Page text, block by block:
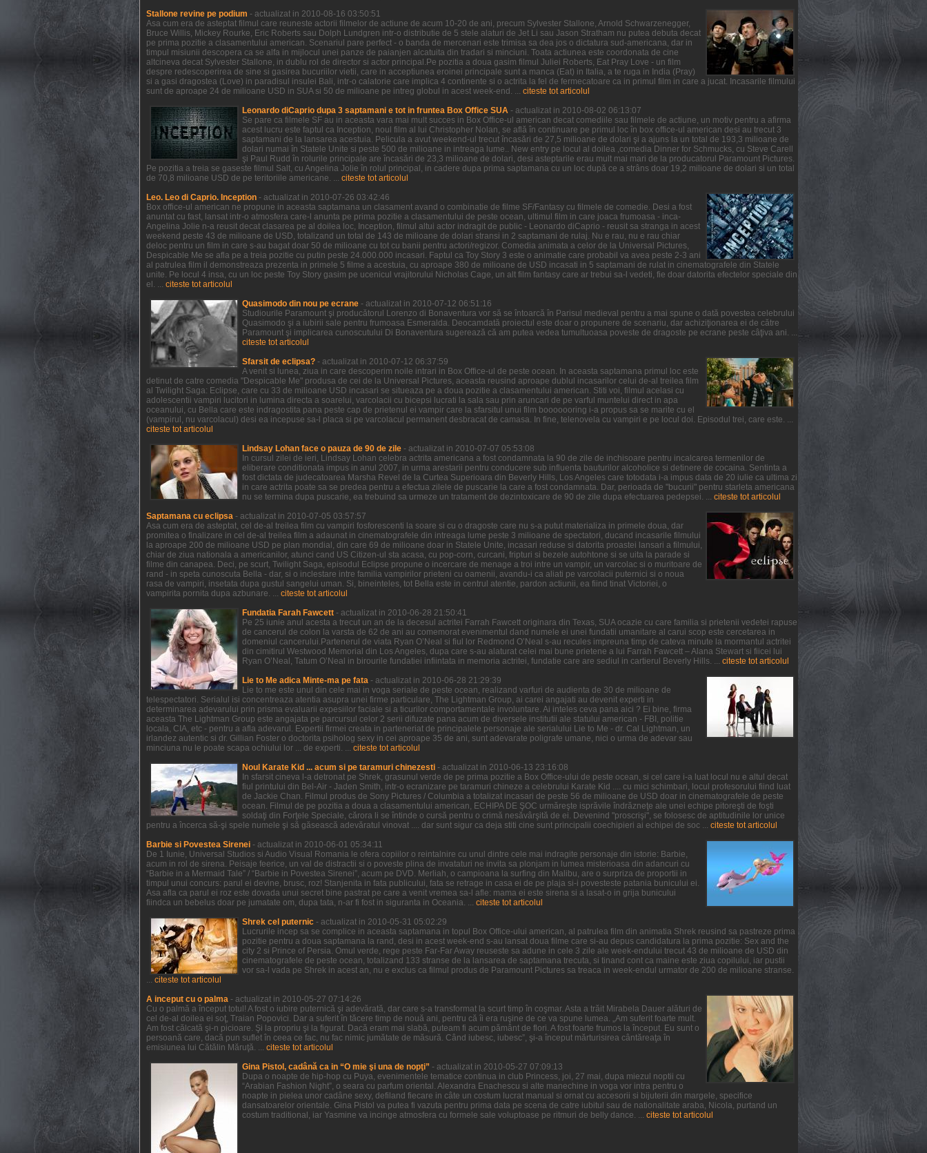
Stallone revine pe podium - actualizat in 2010-08-16 03:50:51
Asa cum era de asteptat filmul care reuneste actorii filmelor de actiune de acum 10-20 de ani, precum Sylvester Stallone, Arnold Schwarzenegger,
Bruce Willis, Mickey Rourke, Eric Roberts sau Dolph Lundgren intr-o distributie de 5 stele alaturi de Jet Li sau Jason Stratham nu putea debuta decat
pe prima pozitie a clasamentului american. Scenariul pare perfect - o banda de mercenari este trimisa sa dea jos o dictatura sud-americana, dar in
timpul misiunii descopera ca se alfa in mijlocul unei panze de paianjen alcatuita din tradari si minciuni. Toata actiunea este coordonata de cine
altcineva decat Sylvester Stallone, in dublu rol de director si actor principal.Pe pozitia a doua gasim filmul Juliei Roberts, Eat Pray Love - un film
despre redescoperirea de sine si gasirea bucuriilor vietii, care in acceptiunea eroinei principale sunt a manca (Eat) in Italia, a te ruga in India (Pray)
si a gasi dragostea (Love) in paradisul insulei Bali, intr-o calatorie care implica 4 continente si o actrita la fel de fermecatoare ca in primul film in care a jucat. Incasarile filmului
sunt de aproape 24 de milioane USD in SUA si 50 de milioane pe intreg globul in acest week-end. ... citeste tot articolul
Leonardo diCaprio dupa 3 saptamani e tot in fruntea Box Office SUA - actualizat in 2010-08-02 06:13:07
Se pare ca filmele SF au in aceasta vara mai mult succes in Box Office-ul american decat comediile sau filmele de actiune, un motiv pentru a afirma
acest lucru este faptul ca Inception, noul film al lui Christopher Nolan, se află în continuare pe primul loc în box office-ul american desi au trecut 3
saptamani de la lansarea acestuia. Pelicula a avut weekend-ul trecut încasări de 27,5 milioane de dolari şi a ajuns la un total de 193,3 milioane de
dolari numai în Statele Unite si peste 500 de milioane in intreaga lume.. New entry pe locul al doilea ,comedia Dinner for Schmucks, cu Steve Carell
şi Paul Rudd în rolurile principale are încasări de 23,3 milioane de dolari, desi asteptarile erau mult mai mari de la producatorul Paramount Pictures.
Pe pozitia a treia se gaseste filmul Salt, cu Angelina Jolie în rolul principal, in cadere dupa prima saptamana cu un loc după ce a strâns doar 19,2 milioane de dolari si un total
de 70,8 milioane USD de pe teritoriile americane. ... citeste tot articolul
Leo. Leo di Caprio. Inception - actualizat in 2010-07-26 03:42:46
Box office-ul american ne propune in aceasta saptamana un clasament avand o combinatie de filme SF/Fantasy cu filmele de comedie. Desi a fost
anuntat cu fast, lansat intr-o atmosfera care-l anunta pe prima pozitie a clasamentului de peste ocean, ultimul film in care joaca frumoasa - inca-
Angelina Jolie n-a reusit decat clasarea pe al doilea loc, Inception, filmul altui actor indragit de public - Leonardo diCaprio - reusit sa stranga in acest
weekend peste 43 de milioane de USD, totalizand un total de 143 de milioane de dolari stransi in 2 saptamani de rulaj. Nu e rau, nu e rau chiar
deloc pentru un film in care s-au bagat doar 50 de milioane cu tot cu banii pentru actori/regizor. Comedia animata a celor de la Universal Pictures,
Despicable Me se afla pe a treia pozitie cu putin peste 24.000.000 incasari. Faptul ca Toy Story 3 este o animatie care probabil va avea peste 2-3 ani
al patrulea film il demonstreaza prezenta in primele 5 filme a acestuia, cu aproape 380 de milioane de USD incasati in 5 saptamani de rulat in cinematografele din Statele
unite. Pe locul 4 insa, cu un loc peste Toy Story gasim pe ucenicul vrajitorului Nicholas Cage, un alt film fantasy care ar trebui sa-l vedeti, fie doar datorita efectelor speciale din
el. ... citeste tot articolul
Quasimodo din nou pe ecrane - actualizat in 2010-07-12 06:51:16
Studiourile Paramount şi producătorul Lorenzo di Bonaventura vor să se întoarcă în Parisul medieval pentru a mai spune o dată povestea celebrului
Quasimodo şi a iubirii sale pentru frumoasa Esmeralda. Deocamdată proiectul este doar o propunere de scenariu, dar achiziţionarea ei de către
Paramount şi implicarea cunoscutului Di Bonaventura sugerează că am putea vedea tumultuoasa poveste de dragoste pe ecrane peste câţiva ani. ...
citeste tot articolul
Sfarsit de eclipsa? - actualizat in 2010-07-12 06:37:59
A venit si lunea, ziua in care descoperim noile intrari in Box Office-ul de peste ocean. In aceasta saptamana primul loc este
detinut de catre comedia "Despicable Me" produsa de cei de la Universal Pictures, aceasta reusind aproape dublul incasarilor celui de-al treilea film
al Twilight Saga: Eclipse, care cu 33 de milioane USD incasari se situeaza pe a doua pozitie a clasamentului american. Stiti voi, filmul acelasi cu
adolescentii vampiri lucitori in lumina directa a soarelui, varcolacii cu bicepsi lucrati la sala sau prin aruncari de pe varful muntelui direct in apa
oceanului, cu Bella care este indragostita pana peste cap de prietenul ei vampir care la sfarsitul unui film booooooring i-a propus sa se marite cu el
(vampirul, nu varcolacul) desi ea incepuse sa-l placa si pe varcolacul permanent desbracat de camasa. In fine, telenovela cu vampiri e pe locul doi. Episodul trei, care este. ...
citeste tot articolul
Lindsay Lohan face o pauza de 90 de zile - actualizat in 2010-07-07 05:53:08
In cursul zilei de ieri, Lindsay Lohan celebra actrita americana a fost condamnata la 90 de zile de inchisoare pentru incalcarea termenilor de
eliberare conditionata impus in anul 2007, in urma arestarii pentru conducere sub influenta bauturilor alcoholice si detinere de cocaina. Sentinta a
fost dictata de judecatoarea Marsha Revel de la Curtea Superioara din Beverly Hills, Los Angeles care totodata i-a impus data de 20 iulie ca ultima zi
in care actrita poate sa se predea pentru a efectua zilele de puscarie la care a fost condamnata. Dar, perioada de "bucurii" pentru starleta americana
nu se termina dupa puscarie, ea trebuind sa urmeze un tratament de dezintoxicare de 90 de zile dupa efectuarea pedepsei. ... citeste tot articolul
Saptamana cu eclipsa - actualizat in 2010-07-05 03:57:57
Asa cum era de asteptat, cel de-al treilea film cu vampiri fosforescenti la soare si cu o dragoste care nu s-a putut materializa in primele doua, dar
promitea o finalizare in cel de-al treilea film a adaunat in cinematografele din intreaga lume peste 3 milioane de spectatori, ducand incasarile filmului
la aproape 200 de milioane USD pe plan mondial, din care 69 de milioane doar in Statele Unite, incasari reduse si datorita proastei lansari a filmului,
chiar de ziua nationala a americanilor, atunci cand US Citizen-ul sta acasa, cu pop-corn, curcani, fripturi si bezele autohtone si se uita la parade si
filme din canapea. Deci, pe scurt, Twilight Saga, episodul Eclipse propune o incercare de menage a troi intre un vampir, un varcolac si o muritoare de
rand - in speta cunoscuta Bella - dar, si o inclestare intre familia vampirilor prieteni cu oamenii, avandu-i ca aliati pe varcolacii puternici si o noua
rasa de vampiri, insetata dupa gustul sangelui uman. Si, bineinteles, tot Bella este in centrul atentie, pardon actiunii, ea fiind tinat Victoriei, o
vampirita pornita dupa azbunare. ... citeste tot articolul
Fundatia Farah Fawcett - actualizat in 2010-06-28 21:50:41
Pe 25 iunie anul acesta a trecut un an de la decesul actritei Farrah Fawcett originara din Texas, SUA ocazie cu care familia si prietenii vedetei rapuse
de cancerul de colon la varsta de 62 de ani au comemorat evenimentul dand numele ei unei fundatii umanitare al carui scop este cercetarea in
domeniul cancerului.Partenerul de viata Ryan O’Neal si fiul lor Redmond O’Neal s-au recules impreuna timp de cateva minute la mormantul actritei
din cimitirul Westwood Memorial din Los Angeles, dupa care s-au alaturat celei mai bune prietene a lui Farrah Fawcett – Alana Stewart si fiicei lui
Ryan O’Neal, Tatum O’Neal in birourile fundatiei infiintata in memoria actritei, fundatie care are sediul in cartierul Beverly Hills. ... citeste tot articolul
Lie to Me adica Minte-ma pe fata - actualizat in 2010-06-28 21:29:39
Lie to me este unul din cele mai in voga seriale de peste ocean, realizand varfuri de audienta de 30 de milioane de
telespectatori. Serialul isi concentreaza atentia asupra unei firme particulare, The Lightman Group, ai carei angajati au devenit experti in
determinarea adevarului prin prisma evaluarii expesiilor faciale si a ticurilor comportamentale involuntare. Ai inteles ceva pana aici ? Ei bine, firma
aceasta The Lightman Group este angajata pe parcursul celor 2 serii difuzate pana acum de diversele institutii ale statului american - FBI, politie
locala, CIA, etc - pentru a afla adevarul. Expertii firmei creata in parteneriat de principalele personaje ale serialului Lie to Me - dr. Cal Lightman, un
irlandez autentic si dr. Gillian Foster o doctorita psiholog sexy in cei aproape 35 de ani, sunt adevarate poligrafe umane, nici o urma de adevar sau
minciuna nu le poate scapa ochiului lor ... de experti. ... citeste tot articolul
Noul Karate Kid ... acum si pe taramuri chinezesti - actualizat in 2010-06-13 23:16:08
In sfarsit cineva l-a detronat pe Shrek, grasunul verde de pe prima pozitie a Box Office-ului de peste ocean, si cel care i-a luat locul nu e altul decat
fiul printului din Bel-Air - Jaden Smith, intr-o ecranizare pe taramuri chineze a celebrului Karate Kid .... cu mici schimbari, locul profesorului fiind luat
de Jackie Chan. Filmul produs de Sony Pictures / Columbia a totalizat incasari de peste 56 de milioane de USD doar in cinematografele de peste
ocean. Filmul de pe pozitia a doua a clasamentului american, ECHIPA DE ŞOC urmăreşte isprăvile îndrăzneţe ale unei echipe pitoreşti de foşti
soldaţi din Forţele Speciale, cărora li se întinde o cursă pentru o crimă nesăvârşită de ei. Devenind "proscrişi", se folosesc de aptitudinile lor unice
pentru a încerca să-şi spele numele şi să găsească adevăratul vinovat .... dar sunt sigur ca deja stiti cine sunt principalii coechipieri ai echipei de soc ... citeste tot articolul
Barbie si Povestea Sirenei - actualizat in 2010-06-01 05:34:11
De 1 Iunie, Universal Studios si Audio Visual Romania le ofera copiilor o reintalnire cu unul dintre cele mai indragite personaje din istorie: Barbie,
acum in rol de sirena. Peisaje feerice, un val de distractii si o poveste plina de invataturi ne invita sa plonjam in lumea misterioasa din adancuri cu
“Barbie in a Mermaid Tale” / “Barbie in Povestea Sirenei”, acum pe DVD. Merliah, o campioana la surfing din Malibu, are o surpriza de proportii in
timpul unui concurs: parul ei devine, brusc, roz! Stanjenita in fata publicului, fata se retrage in casa ei de pe plaja si-i povesteste patania bunicului ei.
Asa afla ca parul ei roz este dovada unui secret bine pastrat pe care a venit vremea sa-l afle: mama ei este sirena si a lasat-o in grija bunicului
fiindca un bebelus doar pe jumatate om, dupa tata, n-ar fi fost in siguranta in Oceania. ... citeste tot articolul
Shrek cel puternic - actualizat in 2010-05-31 05:02:29
Lucrurile incep sa se complice in aceasta saptamana in topul Box Office-ului american, al patrulea film din animatia Shrek reusind sa pastreze prima
pozitie pentru a doua saptamana la rand, desi in acest week-end s-au lansat doua filme care si-au depus candidatura la prima pozitie: Sex and the
city 2 si Prince of Persia. Omul verde, rege peste Far-Far Away reuseste sa adune in cele 3 zile ale week-endului trecut 43 de milioane de USD din
cinematografele de peste ocean, totalizand 133 stranse de la lansarea de saptamana trecuta, si tinand cont ca maine este ziua copilului, iar pustii
vor sa-l vada pe Shrek in acest an, nu e exclus ca filmul produs de Paramount Pictures sa treaca in week-endul urmator de 200 de milioane stranse.
... citeste tot articolul
A inceput cu o palma - actualizat in 2010-05-27 07:14:26
Cu o palmă a început totul! A fost o iubire puternică şi adevărată, dar care s-a transformat la scurt timp în coşmar. Asta a trăit Mirabela Dauer alături de
cel de-al doilea ei soţ, Traian Popovici. Dar a suferit în tăcere timp de nouă ani, pentru că îi era ruşine de ce va spune lumea. „Am suferit foarte mult.
Am fost călcată şi-n picioare. Şi la propriu şi la figurat. Dacă eram mai slabă, puteam fi acum pământ de flori. A fost foarte frumos la început. Eu sunt o
persoană care, dacă pun suflet în ceea ce fac, nu fac nimic jumătate de măsură. Când iubesc, iubesc”, şi-a început mărturisirea cântăreaţa în
emisiunea lui Cătălin Măruţă. ... citeste tot articolul
Gina Pistol, cadână ca in “O mie şi una de nopţi” - actualizat in 2010-05-27 07:09:13
Dupa o noapte de hip-hop cu Puya, evenimentele tematice continua in club Princess, joi, 27 mai, dupa miezul noptii cu
“Arabian Fashion Night”, o seara cu parfum oriental. Alexandra Enachescu si alte manechine in voga vor intra pentru o
noapte in pielea unor cadâne sexy, defiland fiecare in câte un costum lucrat manual si ornat cu accesorii si bijuterii din margele, specifice
dansatoarelor orientale. Gina Pistol va putea fi vazuta pentru prima data pe scena de catre iubitul sau de nationalitate araba, Nicola, purtand un
costum traditional, iar Yasmine va incinge atmosfera cu formele sale voluptoase pe ritmuri de belly dance. ... citeste tot articolul